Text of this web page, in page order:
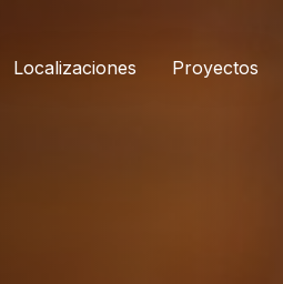
Localizaciones Proyectos